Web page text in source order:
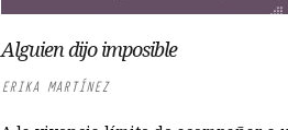
Alguien dijo imposible
ERIKA MARTÍNEZ